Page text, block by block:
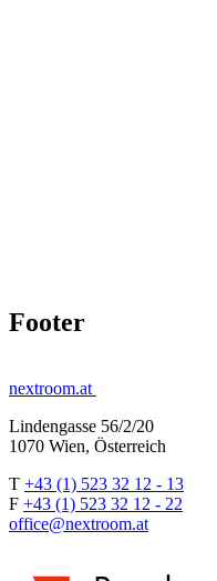
Footer
nextroom.at
Lindengasse 56/2/20
1070 Wien, Österreich
T +43 (1) 523 32 12 - 13
F +43 (1) 523 32 12 - 22
office@nextroom.at